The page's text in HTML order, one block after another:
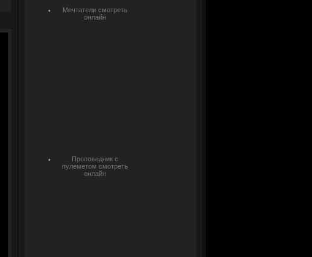
Мечтатели смотреть
онлайн
Проповедник с
пулеметом смотреть
онлайн